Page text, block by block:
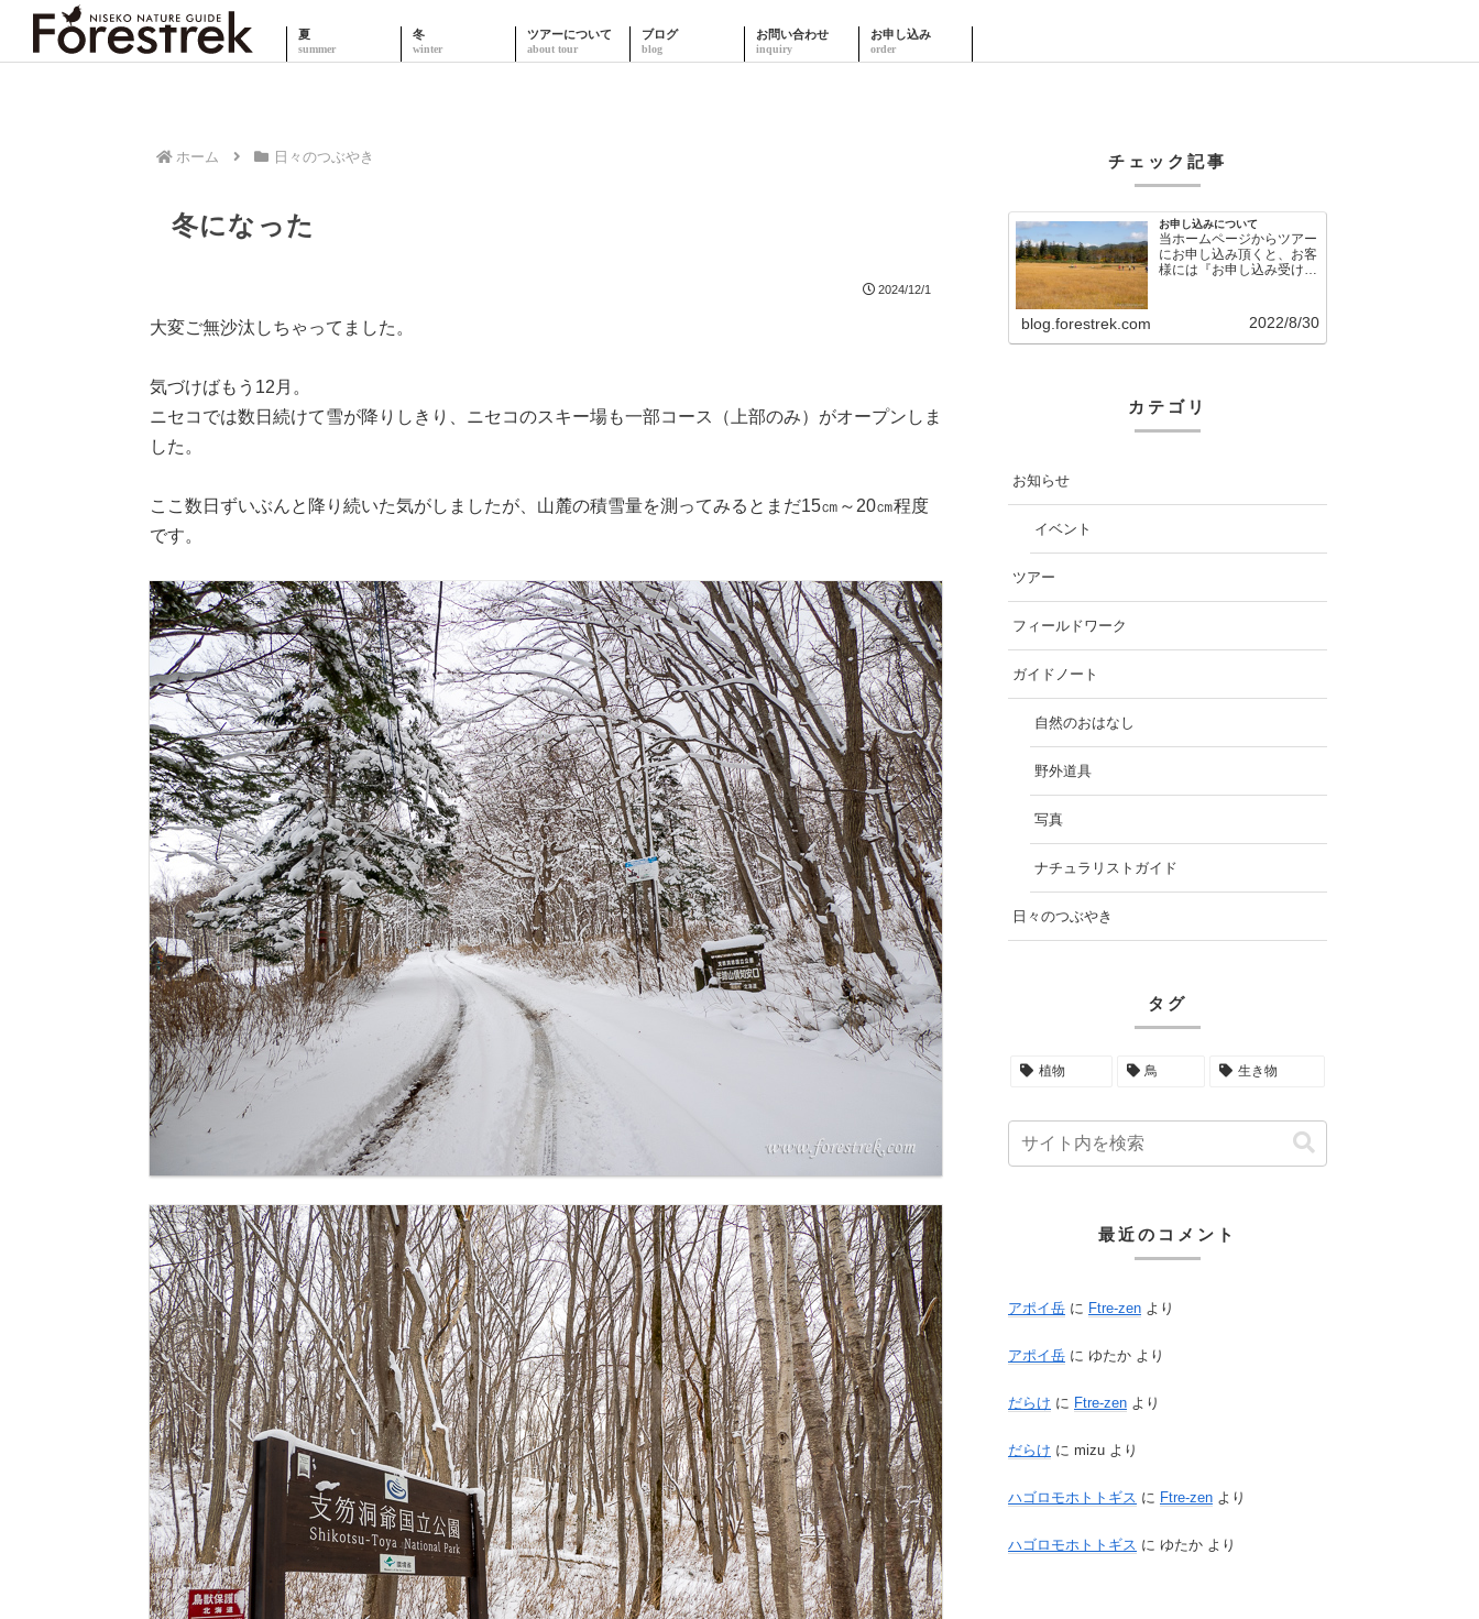
夏 冬 ツアーについて ブログ お問い合わせ お申し込み
ホーム 日々のつぶやき
冬になった
2024/12/1
大変ご無沙汰しちゃってました。
気づけばもう12月。
ニセコでは数日続けて雪が降りしきり、ニセコのスキー場も一部コース（上部のみ）がオープンしま
した。
ここ数日ずいぶんと降り続いた気がしましたが、山麓の積雪量を測ってみるとまだ15㎝～20㎝程度
です。
チェック記事
お申し込みについて
当ホームページからツアー
にお申し込み頂くと、お客
様には『お申し込み受け付
blog.forestrek.com 2022/8/30
カテゴリ
お知らせ
イベント
ツアー
フィールドワーク
ガイドノート
自然のおはなし
野外道具
写真
ナチュラリストガイド
日々のつぶやき
タグ
植物 鳥 生き物
最近のコメント
アポイ岳 に Ftre-zen より
アポイ岳 に ゆたか より
だらけ に Ftre-zen より
だらけ に mizu より
ハゴロモホトトギス に Ftre-zen より
ハゴロモホトトギス に ゆたか より